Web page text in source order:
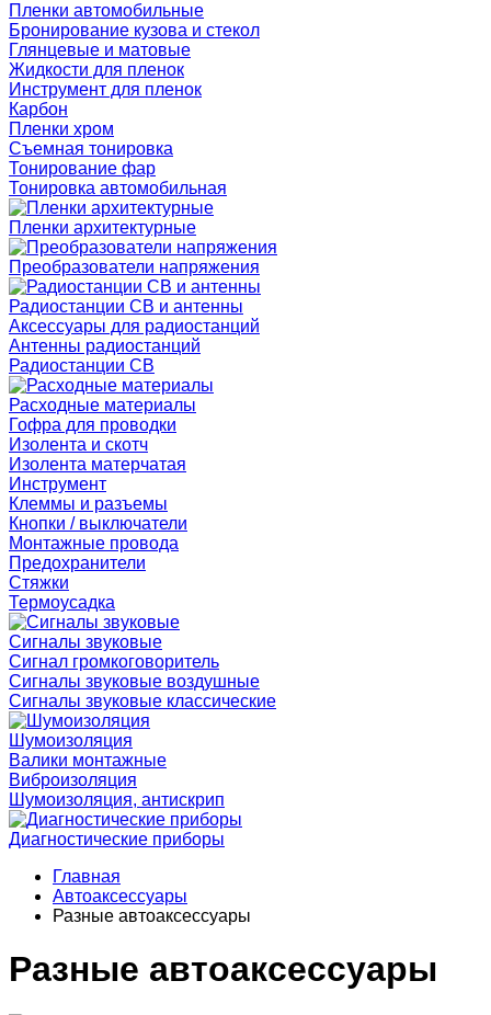
Пленки автомобильные
Бронирование кузова и стекол
Глянцевые и матовые
Жидкости для пленок
Инструмент для пленок
Карбон
Пленки хром
Съемная тонировка
Тонирование фар
Тонировка автомобильная
Пленки архитектурные
Преобразователи напряжения
Радиостанции CB и антенны
Аксессуары для радиостанций
Антенны радиостанций
Радиостанции CB
Расходные материалы
Гофра для проводки
Изолента и скотч
Изолента матерчатая
Инструмент
Клеммы и разъемы
Кнопки / выключатели
Монтажные провода
Предохранители
Стяжки
Термоусадка
Сигналы звуковые
Сигнал громкоговоритель
Сигналы звуковые воздушные
Сигналы звуковые классические
Шумоизоляция
Валики монтажные
Виброизоляция
Шумоизоляция, антискрип
Диагностические приборы
Главная
Автоаксессуары
Разные автоаксессуары
Разные автоаксессуары